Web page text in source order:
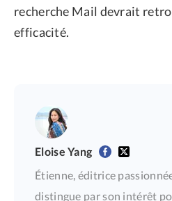
recherche Mail devrait
efficacité.
Eloise Yang
Étienne, éditrice
distingue par son intérêt